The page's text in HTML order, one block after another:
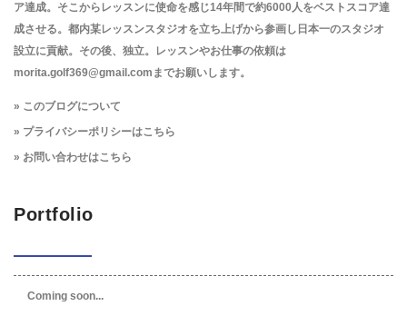
ア達成。そこからレッスンに使命を感じ14年間で約6000人をベストスコア達
成させる。都内某レッスンスタジオを立ち上げから参画し日本一のスタジオ
設立に貢献。その後、独立。レッスンやお仕事の依頼は
morita.golf369@gmail.comまでお願いします。
» このブログについて
» プライバシーポリシーはこちら
» お問い合わせはこちら
Portfolio
Coming soon...